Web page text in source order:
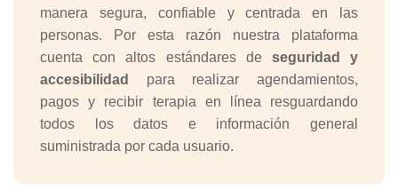
manera segura, confiable y centrada en las
personas. Por esta razón nuestra plataforma
cuenta con altos estándares de seguridad y
accesibilidad
para realizar agendamientos,
pagos y recibir terapia en línea resguardando
todos los datos e información general
suministrada por cada usuario.